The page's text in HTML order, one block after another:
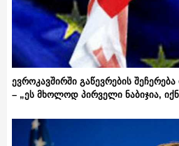
ევროკავშირში გაწევრების
– „ეს მხოლოდ პირველი ნაბიჯია,